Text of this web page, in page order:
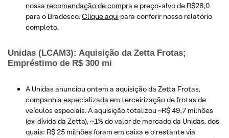
nossa recomendação de compra e preço-alvo de R$28,0
para o Bradesco. Clique aqui para conferir nosso relatório
completo.
Unidas (LCAM3): Aquisição da Zetta Frotas;
Empréstimo de R$ 300 mi
A Unidas anunciou ontem a aquisição da Zetta Frotas,
companhia especializada em terceirização de frotas de
veículos especiais. A aquisição totalizou ~R$ 49,7 milhões
(ex-dívida da Zetta), ~1% do valor de mercado da Unidas, dos
quais: R$ 25 milhões foram em caixa e o restante via